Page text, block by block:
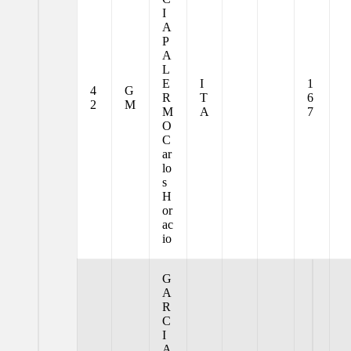
4
2
G
M
I
A
P
A
L
E
R
M
O
C
ar
lo
s
H
or
ac
io
I
T
A
1
6
7
G
A
R
C
I